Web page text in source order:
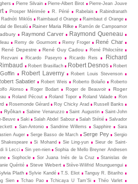
Pierre Silvain Pierre-Albert Birot
Pierre-Jean Jouve
Prosper Mérimée R. Périé Rabelais
Rabindranath
Radnóti Miklós Raimbaud d Orange
Raimbaut d Orange
de Besalú Rainer Maria Rilke
Ramón de Campoamor
Raymond Carver Raymond Queneau
Remy de Gourmont Remy Froger René Char
René Depestre René Guy Cadou
René Philoctète
Rezvani Ricardo Paseyro Ricardo Reis
Richard
Robert Brasillach Robert Desnos
Robert
Robert Laverny
Robert Louis Stevenson
Sabatier Robert Weis Roberto Bolaño
Roberto
Alonso Roger Bodart Roger de Beauvoir
Roger
Roland Pécout Roland Topor Roland Valade
Ron
Rosemonde Gérard Roy Chicky Arad
Russell Banks
Ryôkan Sabine Venaruzzo Saint Augustin
Saint-John
Beuve Saki Salah Abdel Sabour Salah Stétié
Salvador
San-Antonio Sandrine Willems Sapphire
Sara
Auger Serge Basso de March Serge Pey
Sergio
Shakespeare Si Mohand Sie Ling-yun
Sieur de Saint-
li Lecci Sin yen-nien Sophia de Mello Breyner Andresen
Sophocle Sor Juana Inés de la Cruz
Stanislas de
Quérité Steve Webert
Stève-Wilifrid Mounguengui
Plath Sylvie Kandé T.S. Eliot
Tanguy R. Bitariho
Sien Tchao Pao Tchicaya U Tam’Si
Théo Varlet